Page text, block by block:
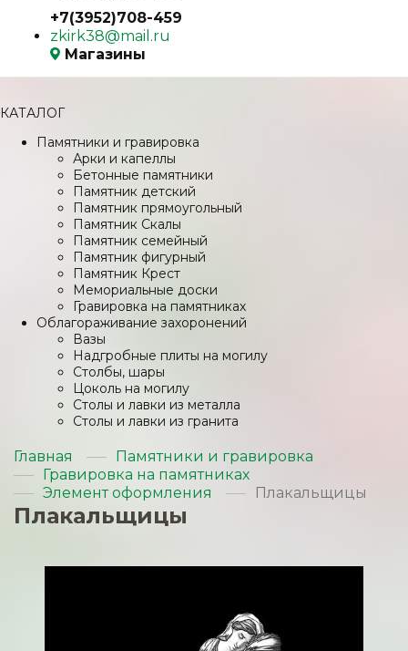
+7(3952)708-459
zkirk38@mail.ru
Магазины
КАТАЛОГ
Памятники и гравировка
Арки и капеллы
Бетонные памятники
Памятник детский
Памятник прямоугольный
Памятник Скалы
Памятник семейный
Памятник фигурный
Памятник Крест
Мемориальные доски
Гравировка на памятниках
Облагораживание захоронений
Вазы
Надгробные плиты на могилу
Столбы, шары
Цоколь на могилу
Столы и лавки из металла
Столы и лавки из гранита
Главная
Памятники и гравировка
Гравировка на памятниках
Элемент оформления
Плакальщицы
Плакальщицы